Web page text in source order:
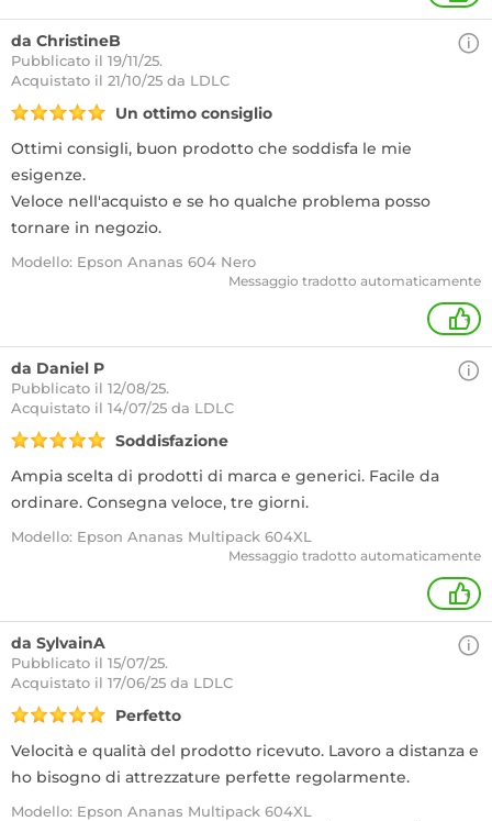
da ChristineB
Pubblicato il 19/11/25.
Acquistato il 21/10/25 da LDLC
Un ottimo consiglio
Ottimi consigli, buon prodotto che soddisfa le mie
esigenze.
Veloce nell'acquisto e se ho qualche problema posso
tornare in negozio.
Modello: Epson Ananas 604 Nero
Messaggio tradotto automaticamente
+
da Daniel P
Pubblicato il 12/08/25.
Acquistato il 14/07/25 da LDLC
Soddisfazione
Ampia scelta di prodotti di marca e generici. Facile da
ordinare. Consegna veloce, tre giorni.
Modello: Epson Ananas Multipack 604XL
Messaggio tradotto automaticamente
+
da SylvainA
Pubblicato il 15/07/25.
Acquistato il 17/06/25 da LDLC
Perfetto
Velocità e qualità del prodotto ricevuto. Lavoro a distanza e
ho bisogno di attrezzature perfette regolarmente.
Modello: Epson Ananas Multipack 604XL